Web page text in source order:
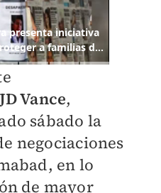
JD Vance,
sábado la
negociaciones
en lo
de mayor